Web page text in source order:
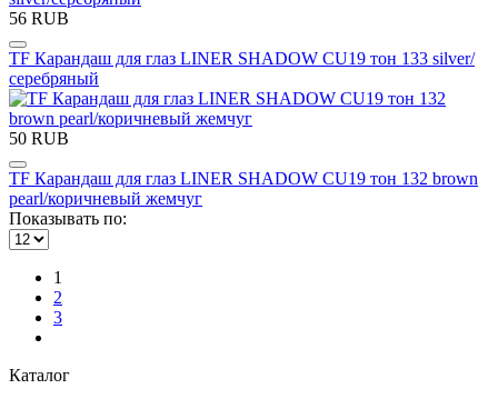
56 RUB
TF Карандаш для глаз LINER SHADOW CU19 тон 133 silver/
серебряный
50 RUB
TF Карандаш для глаз LINER SHADOW CU19 тон 132 brown
pearl/коричневый жемчуг
Показывать по:
1
2
3
Каталог